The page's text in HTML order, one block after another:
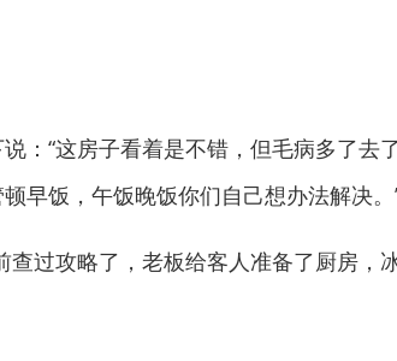
“这房子看着是不错，但毛病多了去
早饭，午饭晚饭你们自己想办法解决。
过攻略了，老板给客人准备了厨房，